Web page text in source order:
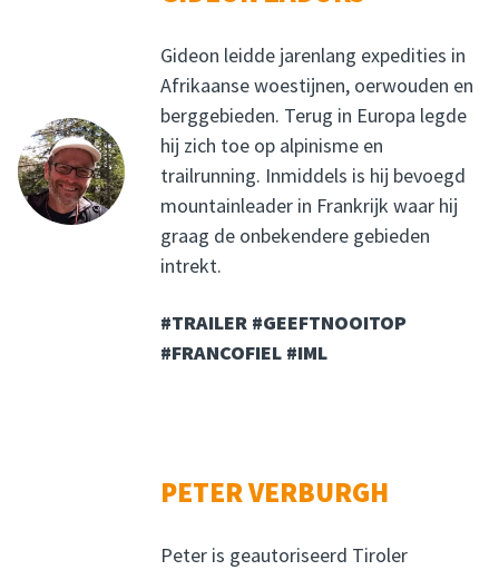
Gideon leidde jarenlang expedities in
Afrikaanse woestijnen, oerwouden en
berggebieden. Terug in Europa legde
hij zich toe op alpinisme en
trailrunning. Inmiddels is hij bevoegd
mountainleader in Frankrijk waar hij
graag de onbekendere gebieden
intrekt.
#TRAILER #GEEFTNOOITOP
#FRANCOFIEL #IML
PETER VERBURGH
Peter is geautoriseerd Tiroler